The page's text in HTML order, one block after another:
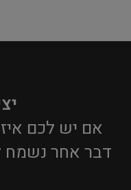
אם יש לכם
דבר אחר נשמח